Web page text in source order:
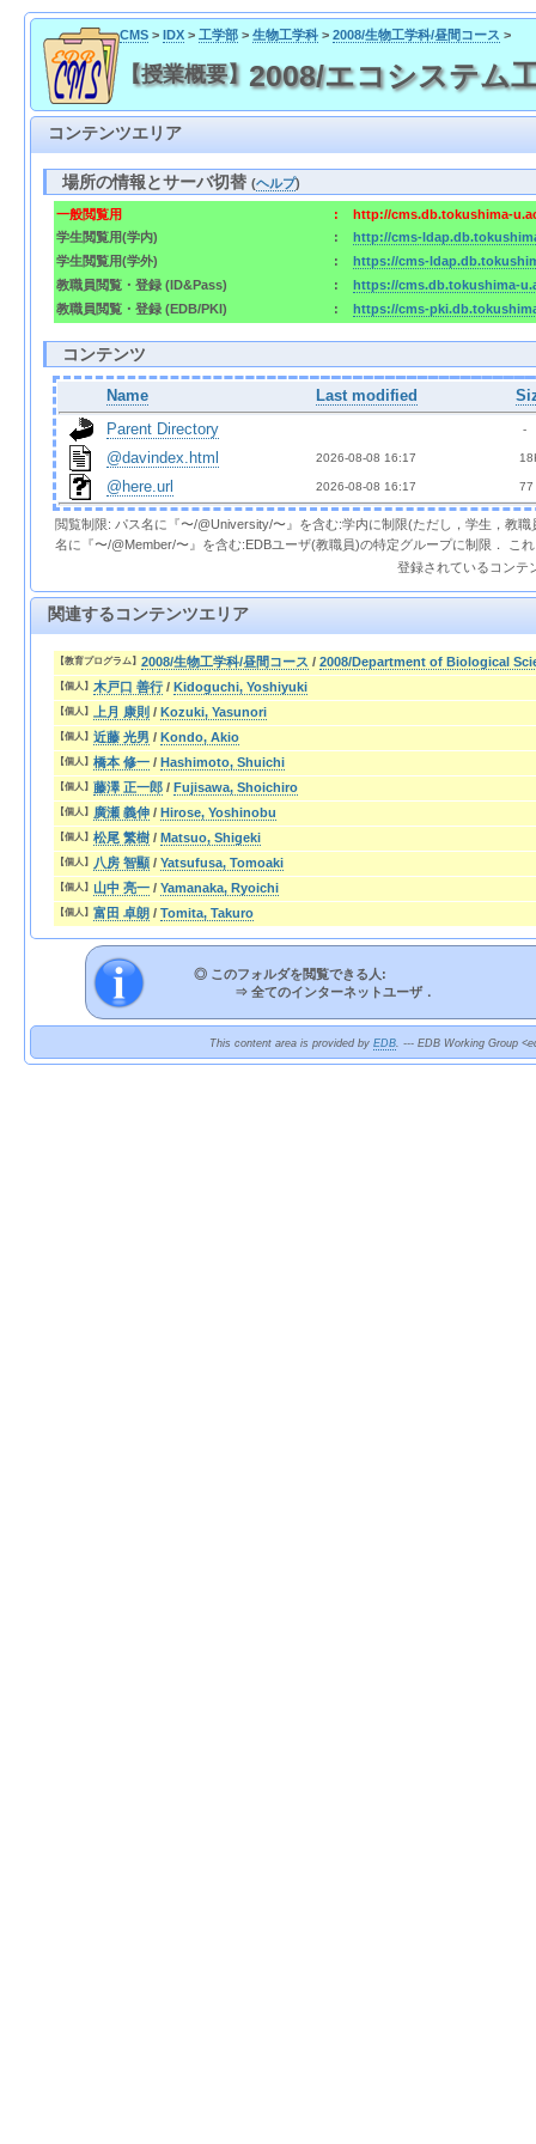
CMS> IDX> 工学部> 生物工学科> 2008/生物工学科/昼間コース >
【授業概要】 2008/エコシステム
コンテンツエリア
場所の情報とサーバ切替(ヘルプ)
一般閲覧用 :
http://cms.db.tokushima-
学生閲覧用(学内)
:
http://cms-
学生閲覧用(学外)
:
https://cms-
教職員閲覧・登録 (ID&Pass)
:
https://cms.db.tokushima-
教職員閲覧・登録 (EDB/PKI)
: https://cms-
コンテンツ
Name Last modified
Parent Directory
  -
@davindex.html 2026-08-08 16:17
@here.url 2026-08-08 16:17 77
閲覧制限: パス名に『〜/@University/〜』を含む:学内に制限(ただし，学生，教
名に『〜/@Member/〜』を含む:EDBユーザ(教職員)の特定グループに制限． こ
登録されているコンテ
関連するコンテンツエリア
【教育プログラム】 2008/生物工学科/昼間コース / 2008/Department of Biological
【個人】 木戸口 善行 / Kidoguchi, Yoshiyuki
【個人】 上月 康則 / Kozuki, Yasunori
【個人】 近藤 光男 / Kondo, Akio
【個人】 橋本 修一 / Hashimoto, Shuichi
【個人】 藤澤 正一郎 / Fujisawa, Shoichiro
【個人】 廣瀬 義伸 / Hirose, Yoshinobu
【個人】 松尾 繁樹 / Matsuo, Shigeki
【個人】 八房 智顯 / Yatsufusa, Tomoaki
【個人】 山中 亮一 / Yamanaka, Ryoichi
【個人】 富田 卓朗 / Tomita, Takuro
◎ このフォルダを閲覧できる人:
⇒ 全てのインターネットユーザ．
This content area is provided by EDB. --- EDB Working Group